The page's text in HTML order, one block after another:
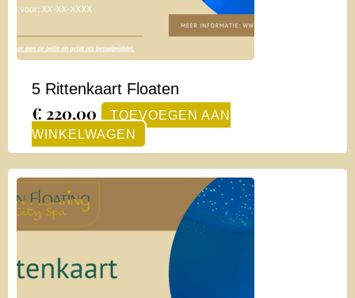
5 Rittenkaart Floaten
€ 220,00
TOEVOEGEN AAN
WINKELWAGEN